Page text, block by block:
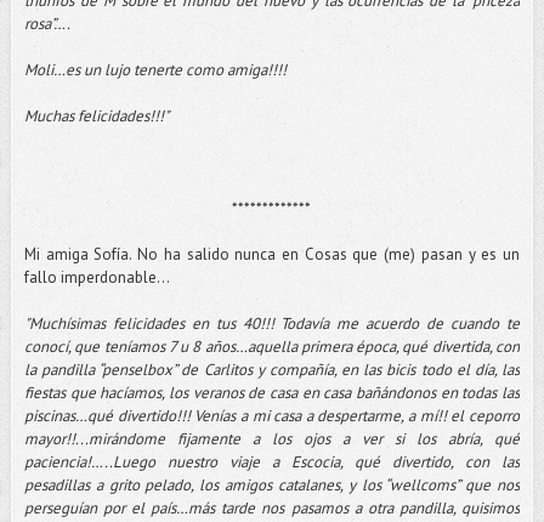
rosa”….
Moli…es un lujo tenerte como amiga!!!!
Muchas felicidades!!!"
*************
Mi amiga Sofía. No ha salido nunca en Cosas que (me) pasan y es un
fallo imperdonable...
"Muchísimas felicidades en tus 40!!! Todavía me acuerdo de cuando te
conocí, que teníamos 7 u 8 años…aquella primera época, qué divertida, con
la pandilla “penselbox” de Carlitos y compañía, en las bicis todo el día, las
fiestas que hacíamos, los veranos de casa en casa bañándonos en todas las
piscinas…qué divertido!!! Venías a mi casa a despertarme, a mí!! el ceporro
mayor!!...mirándome fijamente a los ojos a ver si los abría, qué
paciencia!…..Luego nuestro viaje a Escocia, qué divertido, con las
pesadillas a grito pelado, los amigos catalanes, y los “wellcoms” que nos
perseguían por el país…más tarde nos pasamos a otra pandilla, quisimos